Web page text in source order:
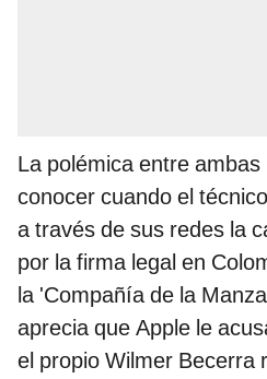
La polémica entre
conocer cuando el
a través de sus redes la
por la firma legal en
la 'Compañía de la
aprecia que Apple le
el propio Wilmer Becerra